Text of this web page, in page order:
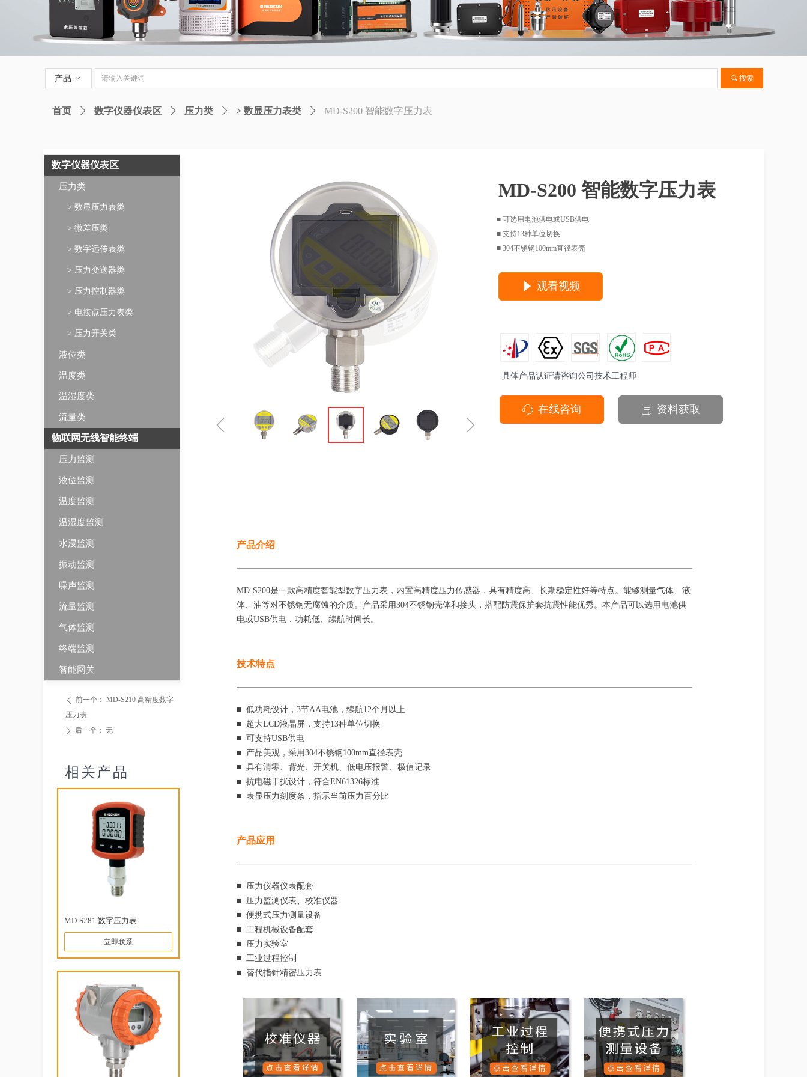
首页 ꄲ 数字仪器仪表区 ꄲ 压力类 ꄲ > 数显压力表类 ꄲ MD-S200 智能数字压力表
ꁆ ꁇ
MD-S200 智能数字压力表
■ 可选用电池供电或USB供电
■ 支持13种单位切换
■ 304不锈钢100mm直径表壳
ꁱ 在线咨询 ꂓ 资料获取
ꄴ 前一个： MD-S210 高精度数字
压力表
ꄲ 后一个： 无
념 观看视频
MD-S281 数字压力表
立即联系
产品介绍
MD-S200是一款高精度智能型数字压力表，内置高精度压力传感器，具有精度高、长期稳定性好等特点。能够测量气体、液
体、油等对不锈钢无腐蚀的介质。产品采用304不锈钢壳体和接头，搭配防震保护套抗震性能优秀。本产品可以选用电池供
电或USB供电，功耗低、续航时间长。
技术特点
■ 低功耗设计，3节AA电池，续航12个月以上
■ 超大LCD液晶屏，支持13种单位切换
■ 可支持USB供电
■ 产品美观，采用304不锈钢100mm直径表壳
■ 具有清零、背光、开关机、低电压报警、极值记录
■ 抗电磁干扰设计，符合EN61326标准
■ 表显压力刻度条，指示当前压力百分比
产品应用
■ 压力仪器仪表配套
■ 压力监测仪表、校准仪器
■ 便携式压力测量设备
■ 工程机械设备配套
■ 压力实验室
■ 工业过程控制
■ 替代指针精密压力表
数字仪器仪表区
压力类
> 数显压力表类
> 微差压类
> 数字远传表类
> 压力变送器类
> 压力控制器类
> 电接点压力表类
> 压力开关类
液位类
温度类
温湿度类
流量类
物联网无线智能终端
压力监测
液位监测
温度监测
温湿度监测
水浸监测
振动监测
噪声监测
流量监测
气体监测
终端监测
智能网关
相关产品
具体产品认证请咨询公司技术工程师
끠 搜索
产品 ꀁ